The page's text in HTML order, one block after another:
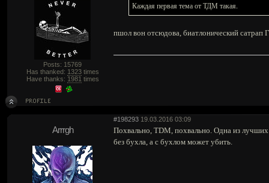
Posts: 15769
Has thanked: 1323times
Have thanks: 1981 times
Каждая первая тема от ТДМ такая.
пшол вон отсюдова, биатлонический сатрап
#198293 19.03.2016 03:09
Arrrgh
Похвально, TDM, похвально. Одна из
без бухла, а с бухлом может убить.